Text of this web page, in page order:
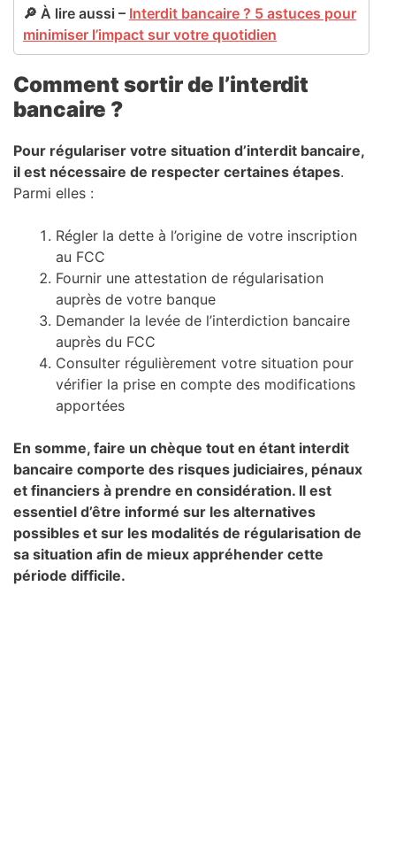
🔎 À lire aussi – Interdit bancaire ? 5 astuces pour
minimiser l’impact sur votre quotidien
Comment sortir de l’interdit
bancaire ?
Pour régulariser votre situation d’interdit bancaire,
il est nécessaire de respecter certaines étapes.
Parmi elles :
Régler la dette à l’origine de votre inscription
au FCC
Fournir une attestation de régularisation
auprès de votre banque
Demander la levée de l’interdiction bancaire
auprès du FCC
Consulter régulièrement votre situation pour
vérifier la prise en compte des modifications
apportées
En somme, faire un chèque tout en étant interdit
bancaire comporte des risques judiciaires, pénaux
et financiers à prendre en considération. Il est
essentiel d’être informé sur les alternatives
possibles et sur les modalités de régularisation de
sa situation afin de mieux appréhender cette
période difficile.